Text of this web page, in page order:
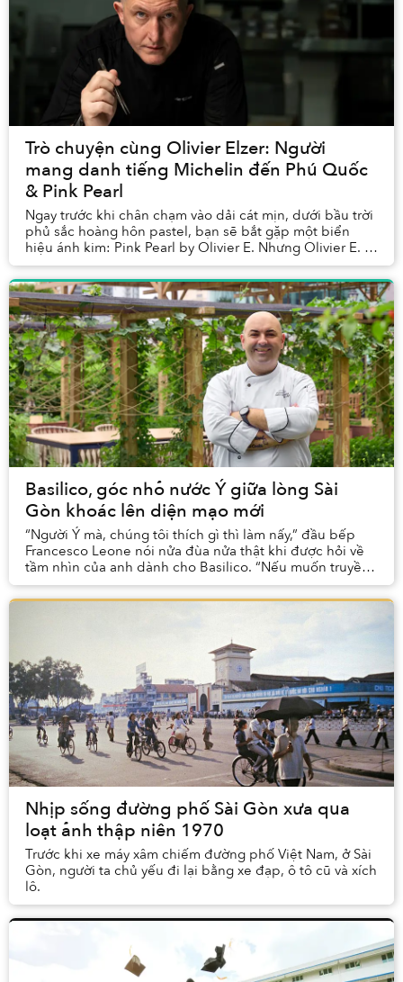
Trò chuyện cùng Olivier Elzer: Người
mang danh tiếng Michelin đến Phú Quốc
& Pink Pearl
Ngay trước khi chân chạm vào dải cát mịn, dưới bầu trời
phủ sắc hoàng hôn pastel, bạn sẽ bắt gặp một biển
hiệu ánh kim: Pink Pearl by Olivier E. Nhưng Olivier E. là
ai?
Basilico, góc nhỏ nước Ý giữa lòng Sài
Gòn khoác lên diện mạo mới
“Người Ý mà, chúng tôi thích gì thì làm nấy,” đầu bếp
Francesco Leone nói nửa đùa nửa thật khi được hỏi về
tầm nhìn của anh dành cho Basilico. “Nếu muốn truyền
tải đúng tinh thần ẩm thực Ý, muốn biến ...
Nhịp sống đường phố Sài Gòn xưa qua
loạt ảnh thập niên 1970
Trước khi xe máy xâm chiếm đường phố Việt Nam, ở Sài
Gòn, người ta chủ yếu đi lại bằng xe đạp, ô tô cũ và xích
lô.